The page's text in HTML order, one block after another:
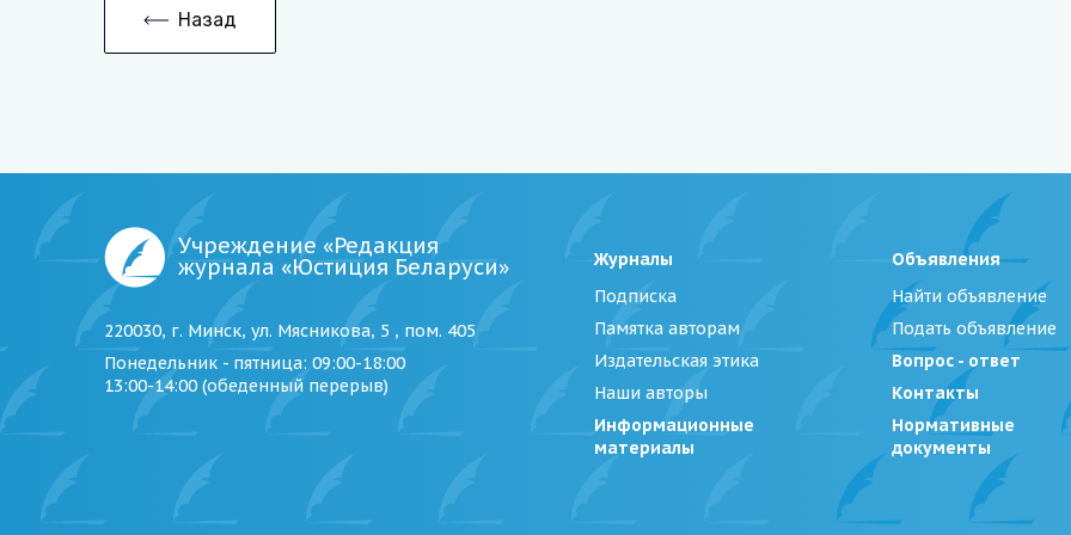
Назад
Учреждение «Редакция
журнала «Юстиция Беларуси»
220030, г. Минск, ул. Мясникова, 5 , пом. 405
Понедельник - пятница: 09:00-18:00
13:00-14:00 (обеденный перерыв)
Журналы
Подписка
Памятка авторам
Издательская этика
Наши авторы
Информационные
материалы
Объявления
Найти объявление
Подать объявление
Вопрос - ответ
Контакты
Нормативные
документы